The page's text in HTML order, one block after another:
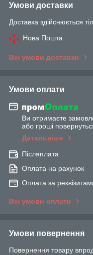
Умови доставки
Доставка здійснюється
Нова Пошта
Всі умови доставки
Умови оплати
Ви отримаєте
або гроші
Детальніше
Післяплата
Оплата на рахунок
Оплата за
Всі умови оплати
Умови повернення
Повернення товару